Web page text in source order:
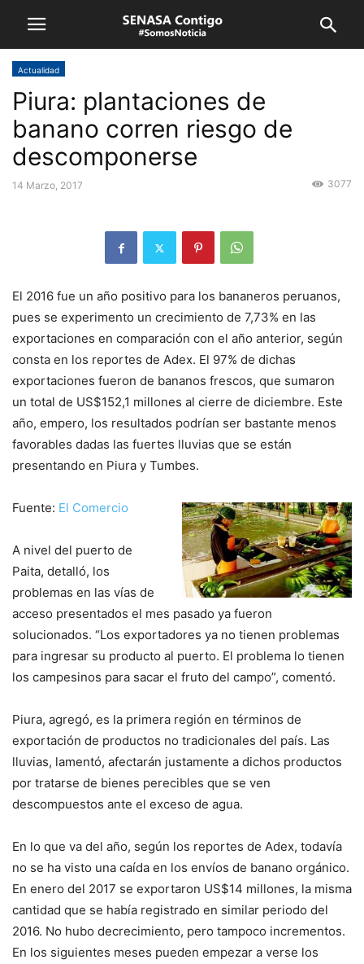
Actualidad
Piura: plantaciones de
banano corren riesgo de
descomponerse
14 Marzo, 2017 3077
El 2016 fue un año positivo para los bananeros peruanos,
pues se experimento un crecimiento de 7,73% en las
exportaciones en comparación con el año anterior, según
consta en los reportes de Adex. El 97% de dichas
exportaciones fueron de bananos frescos, que sumaron
un total de US$152,1 millones al cierre de diciembre. Este
año, empero, los resultados podrían ser bastante menos
favorables dadas las fuertes lluvias que se están
presentando en Piura y Tumbes.
Fuente: El Comercio
A nivel del puerto de
Paita, detalló, los
problemas en las vías de
acceso presentados el mes pasado ya fueron
solucionados. “Los exportadores ya no tienen problemas
para ingresar su producto al puerto. El problema lo tienen
los campesinos para sacar el fruto del campo”, comentó.
Piura, agregó, es la primera región en términos de
exportación de productos no tradicionales del país. Las
lluvias, lamentó, afectarán justamente a dichos productos
por tratarse de bienes perecibles que se ven
descompuestos ante el exceso de agua.
En lo que va del año, según los reportes de Adex, todavía
no se ha visto una caída en los envíos de banano orgánico.
En enero del 2017 se exportaron US$14 millones, la misma
cantidad que se había registrado en similar periodo del
2016. No hubo decrecimiento, pero tampoco incrementos.
En los siguientes meses pueden empezar a verse los